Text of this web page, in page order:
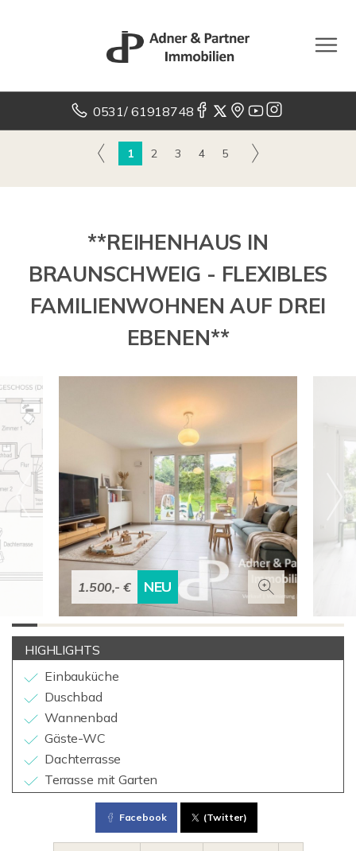
0531/ 61918748
1 2 3 4 5
**REIHENHAUS IN
BRAUNSCHWEIG - FLEXIBLES
FAMILIENWOHNEN AUF DREI
EBENEN**
1.500,- € NEU
HIGHLIGHTS
Einbauküche
Duschbad
Wannenbad
Gäste-WC
Dachterrasse
Terrasse mit Garten
Facebook (Twitter)